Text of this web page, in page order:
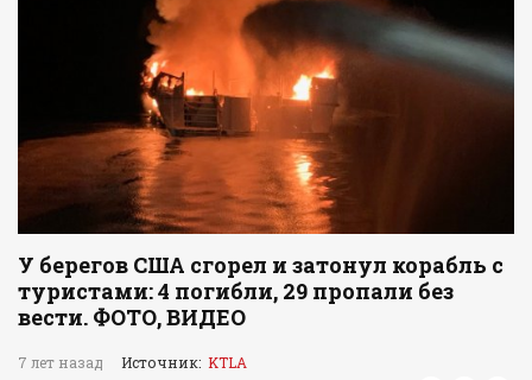
У берегов США сгорел и затонул корабль с
туристами: 4 погибли, 29 пропали без
вести. ФОТО, ВИДЕО
7 лет назад Источник: KTLA